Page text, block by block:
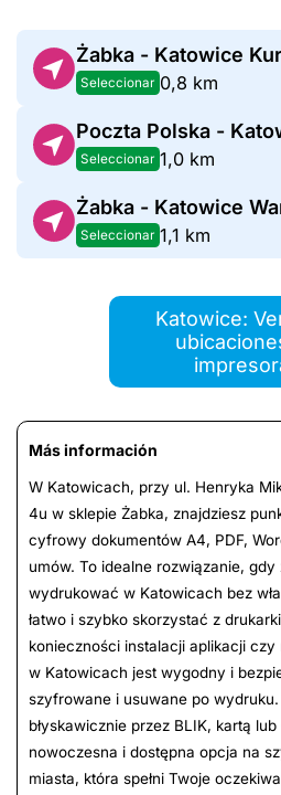
Żabka - Katowice
Seleccionar 0,8 km
Seleccionar 1,0 km
Żabka - Katowice
Seleccionar 1,1 km
Katowice:
Más información
W Katowicach, przy ul. Henryka
4u w sklepie Żabka, znajdziesz
cyfrowy dokumentów A4, PDF,
umów. To idealne rozwiązanie,
wydrukować w Katowicach bez
łatwo i szybko skorzystać z
konieczności instalacji aplikacji
w Katowicach jest wygodny i
szyfrowane i usuwane po wydruku.
błyskawicznie przez BLIK, kartą
nowoczesna i dostępna opcja na
miasta, która spełni Twoje